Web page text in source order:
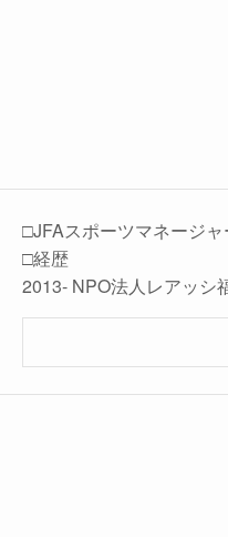
□JFAスポーツマネージャ
□経歴
2013- NPO法人レアッシ